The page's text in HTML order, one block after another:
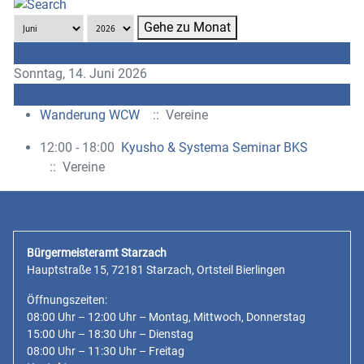
Gehe zu Monat
Sonntag, 14. Juni 2026
Wanderung WCW
:: Vereine
12:00 - 18:00 Kyusho & Systema Seminar BKS
:: Vereine
Bürgermeisteramt Starzach
Hauptstraße 15, 72181 Starzach, Ortsteil Bierlingen
Öffnungszeiten:
08:00 Uhr – 12:00 Uhr – Montag, Mittwoch, Donnerstag
15:00 Uhr – 18:30 Uhr – Dienstag
08:00 Uhr – 11:30 Uhr – Freitag